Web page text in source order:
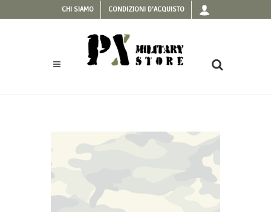
CHI SIAMO CONDIZIONI D'ACQUISTO